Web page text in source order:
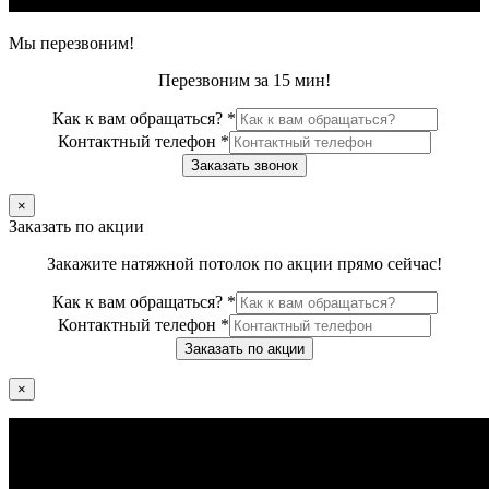
Мы перезвоним!
Перезвоним за 15 мин!
Как к вам обращаться? *
Контактный телефон *
Заказать звонок
×
Заказать по акции
Закажите натяжной потолок по акции прямо сейчас!
Как к вам обращаться? *
Контактный телефон *
Заказать по акции
×